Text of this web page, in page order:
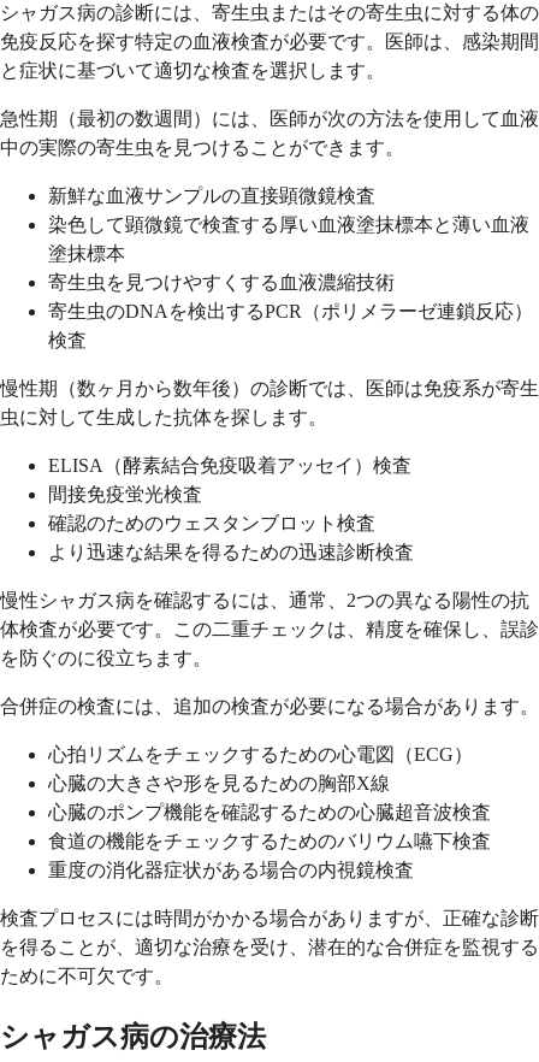
シャガス病の診断には、寄生虫またはその寄生虫に対する体の
免疫反応を探す特定の血液検査が必要です。医師は、感染期間
と症状に基づいて適切な検査を選択します。
急性期（最初の数週間）には、医師が次の方法を使用して血液
中の実際の寄生虫を見つけることができます。
新鮮な血液サンプルの直接顕微鏡検査
染色して顕微鏡で検査する厚い血液塗抹標本と薄い血液
塗抹標本
寄生虫を見つけやすくする血液濃縮技術
寄生虫のDNAを検出するPCR（ポリメラーゼ連鎖反応）
検査
慢性期（数ヶ月から数年後）の診断では、医師は免疫系が寄生
虫に対して生成した抗体を探します。
ELISA（酵素結合免疫吸着アッセイ）検査
間接免疫蛍光検査
確認のためのウェスタンブロット検査
より迅速な結果を得るための迅速診断検査
慢性シャガス病を確認するには、通常、2つの異なる陽性の抗
体検査が必要です。この二重チェックは、精度を確保し、誤診
を防ぐのに役立ちます。
合併症の検査には、追加の検査が必要になる場合があります。
心拍リズムをチェックするための心電図（ECG）
心臓の大きさや形を見るための胸部X線
心臓のポンプ機能を確認するための心臓超音波検査
食道の機能をチェックするためのバリウム嚥下検査
重度の消化器症状がある場合の内視鏡検査
検査プロセスには時間がかかる場合がありますが、正確な診断
を得ることが、適切な治療を受け、潜在的な合併症を監視する
ために不可欠です。
シャガス病の治療法